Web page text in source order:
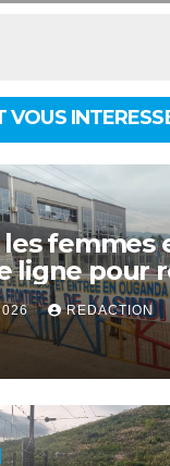
VOUS
les femmes
ligne pour
socialeREDACTION